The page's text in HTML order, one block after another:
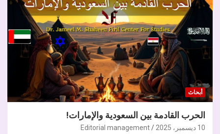
أبحاث
الحرب القادمة بين السعودية والإمارات!
10 ديسمبر، 2025 Editorial management